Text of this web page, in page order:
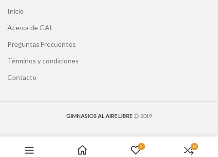
Inicio
Acerca de GAL
Preguntas Frecuentes
Términos y condiciones
Contacto
GIMNASIOS AL AIRE LIBRE 2019
0 0